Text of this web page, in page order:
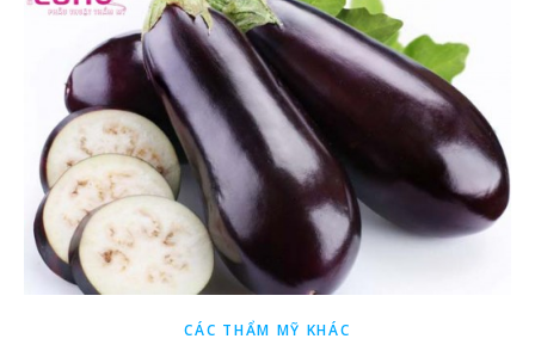
CÁC THẨM MỸ KHÁC